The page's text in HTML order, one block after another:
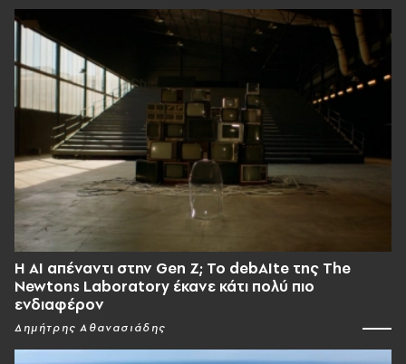
Η AI απέναντι στην Gen Z; Το debAIte της The
Newtons Laboratory έκανε κάτι πολύ πιο
ενδιαφέρον
Δημήτρης Αθανασιάδης